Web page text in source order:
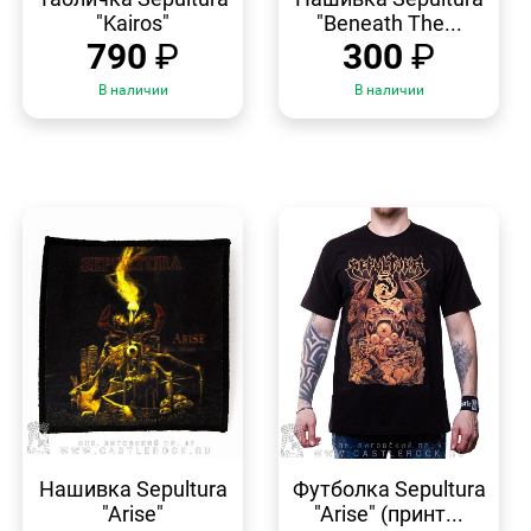
"Kairos"
790 ₽
В наличии
"Beneath The...
300 ₽
В наличии
ПРОСМОТР
Нашивка Sepultura
"Arise"
ПРОСМОТР
Футболка Sepultura
"Arise" (принт...